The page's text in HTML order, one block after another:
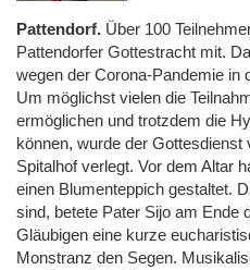
Pattendorf. Über 100
Pattendorfer Gottestracht mit.
wegen der Corona-Pandemie in
Um möglichst vielen die
ermöglichen und trotzdem die
können, wurde der Gottesdienst
Spitalhof verlegt. Vor dem Altar
einen Blumenteppich gestaltet.
sind, betete Pater Sijo am Ende
Gläubigen eine kurze
Monstranz den Segen.